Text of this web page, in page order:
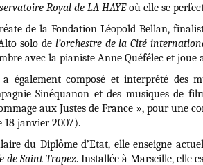
Royal de LA HAYEoù elle se
de la Fondation Léopold Bellan,
solo del’orchestre de la Cité
avec la pianiste Anne Quéfélec et joue
a également composé et interprété des
Sinéquanon et des musiques de
aux Justes de France », pour une
18 janvier 2007).
du Diplôme d’Etat, elle enseigne
de Saint-Tropez. Installée à Marseille, elle